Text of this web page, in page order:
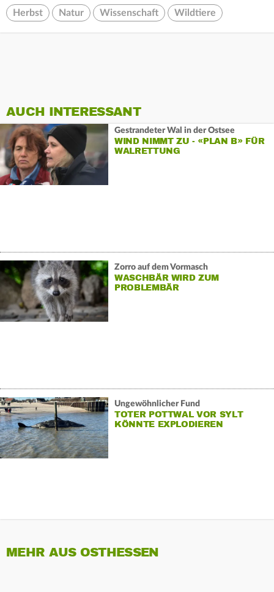
Herbst Natur Wissenschaft Wildtiere
AUCH INTERESSANT
Gestrandeter Wal in der Ostsee
WIND NIMMT ZU - «PLAN B» FÜR
WALRETTUNG
Zorro auf dem Vormasch
WASCHBÄR WIRD ZUM
PROBLEMBÄR
Ungewöhnlicher Fund
TOTER POTTWAL VOR SYLT
KÖNNTE EXPLODIEREN
MEHR AUS OSTHESSEN